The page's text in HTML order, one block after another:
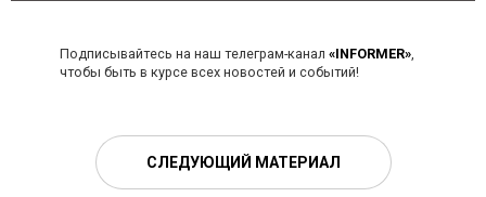
Подписывайтесь на наш телеграм-канал «INFORMER»,
чтобы быть в курсе всех новостей и событий!
СЛЕДУЮЩИЙ МАТЕРИАЛ